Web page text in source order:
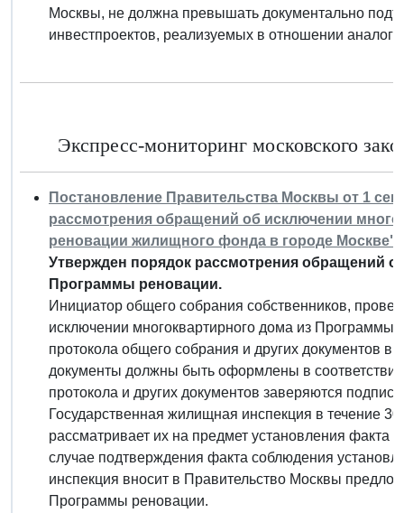
Москвы, не должна превышать документально
инвестпроектов, реализуемых в отношении
Экспресс-мониторинг московского
Постановление Правительства Москвы от 1
рассмотрения обращений об исключении
реновации жилищного фонда в городе Москве"
Утвержден порядок рассмотрения обращений
Программы реновации.
Инициатор общего собрания собственников,
исключении многоквартирного дома из Программы
протокола общего собрания и других документов
документы должны быть оформлены в
протокола и других документов заверяются
Государственная жилищная инспекция в течение
рассматривает их на предмет установления факта
случае подтверждения факта соблюдения
инспекция вносит в Правительство Москвы
Программы реновации.